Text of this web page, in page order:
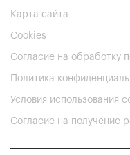
Карта сайта
Cookies
Согласие на обработку
Политика
Условия использования
Согласие на получение